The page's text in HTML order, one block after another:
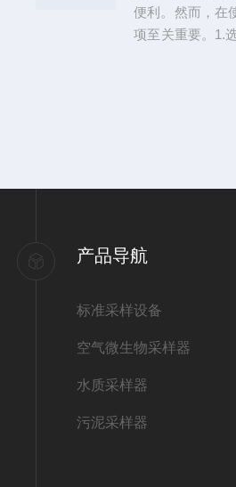
便利。然而，在
项至关重要。1.
产品，以确保
产品导航
标准采样设备
空气微生物采样器
水质采样器
污泥采样器